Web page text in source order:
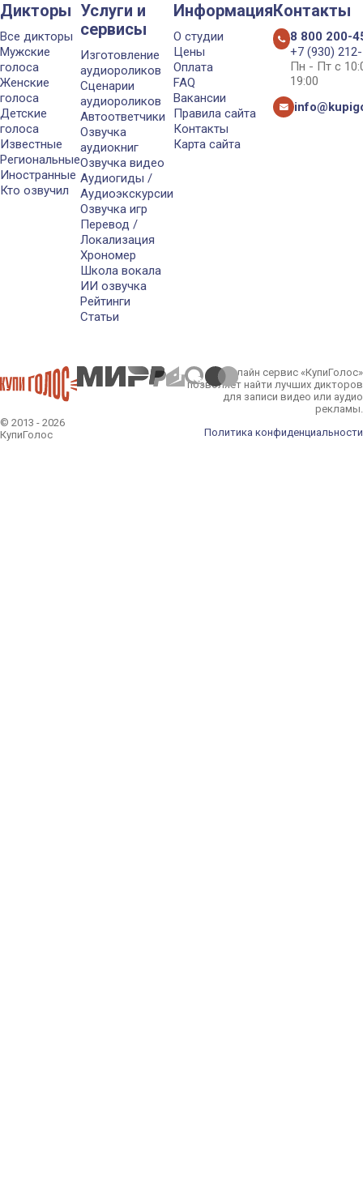
Дикторы
Все дикторы
Мужские
голоса
Женские
голоса
Детские
голоса
Известные
Региональные
Иностранные
Кто озвучил
Услуги и
сервисы
Изготовление
аудиороликов
Сценарии
аудиороликов
Автоответчики
Озвучка
аудиокниг
Озвучка видео
Аудиогиды /
Аудиоэкскурсии
Озвучка игр
Перевод /
Локализация
Хрономер
Школа вокала
ИИ озвучка
Рейтинги
Статьи
Информация
О студии
Цены
Оплата
FAQ
Вакансии
Правила сайта
Контакты
Карта сайта
Контакты
8 800 200-
+7 (930)
Пн - Пт с
19:00
© 2013 - 2026
КупиГолос
Онлайн сервис «КупиГолос»
позволяет найти лучших дикторов
для записи видео или аудио
рекламы.
Политика конфиденциальности